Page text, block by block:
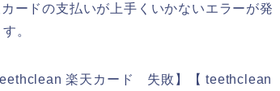
ードの支払いが上手くいかないエラーが発
。
楽天カード 失敗】【 teethclean